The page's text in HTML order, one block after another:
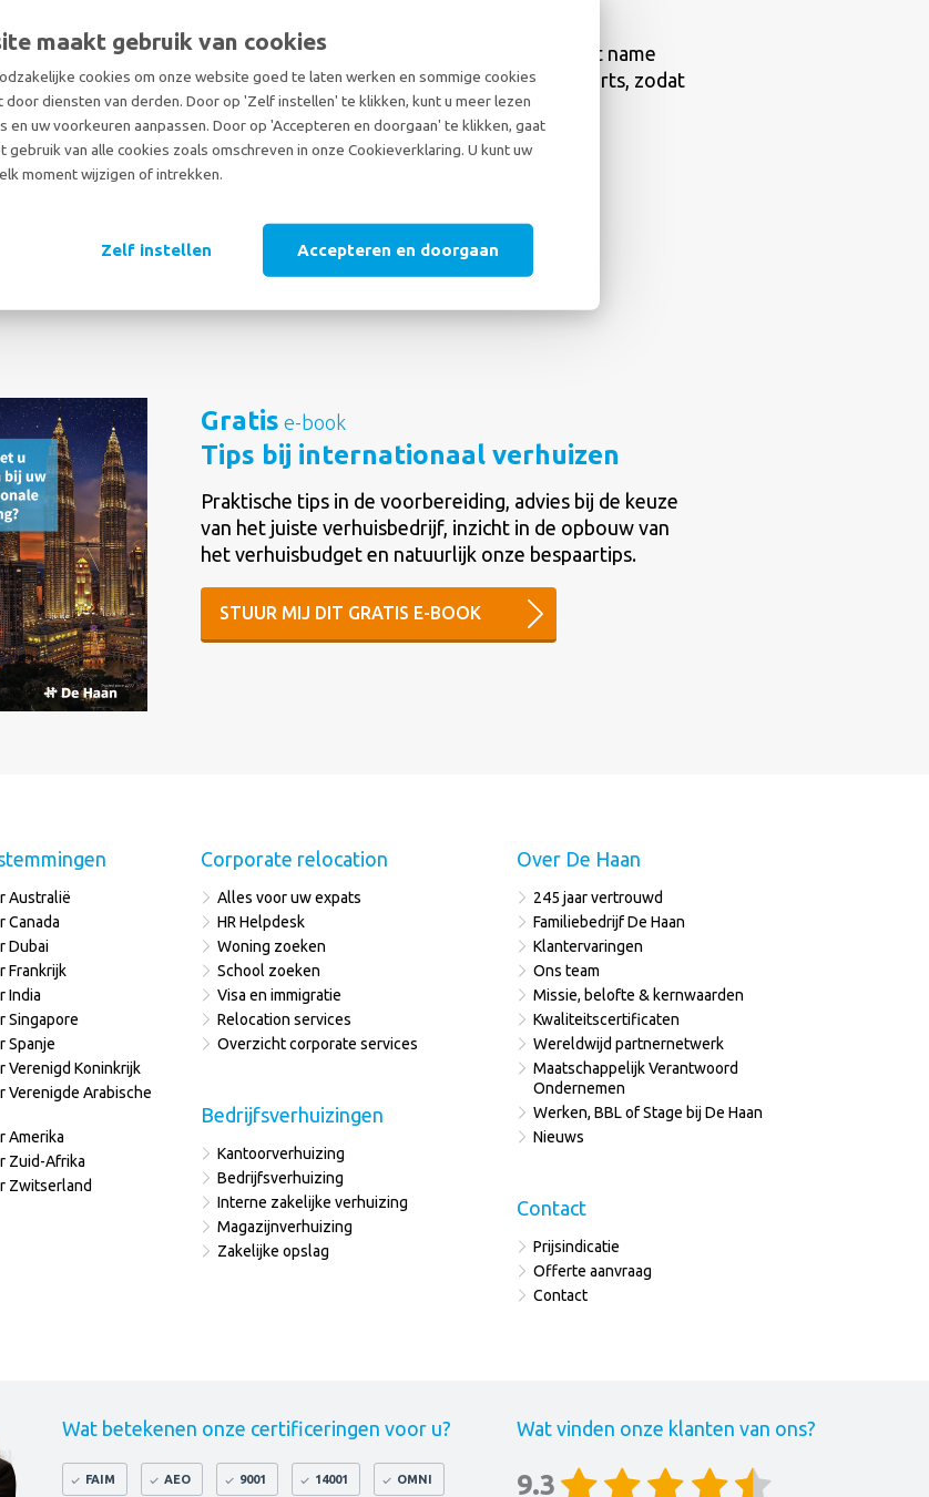
maakt gebruik van cookies
cookies om onze website goed te laten werken en sommige cookies
diensten van derden. Door op 'Zelf instellen' te klikken, kunt u meer lezen
en uw voorkeuren aanpassen. Door op 'Accepteren en doorgaan' te klikken, gaat
gebruik van alle cookies zoals omschreven in onze Cookieverklaring. U kunt uw
moment wijzigen of intrekken.
Zelf instellen Accepteren en doorgaan
Verhuizen is een stressvolle gebeurtenis, met name
voor kinderen. Wij verzamelden tips van experts, zodat
u en uw kinderen goed voorbereid zijn.
Gratis e-book
Tips bij internationaal verhuizen
Praktische tips in de voorbereiding, advies bij de keuze
van het juiste verhuisbedrijf, inzicht in de opbouw van
het verhuisbudget en natuurlijk onze bespaartips.
STUUR MIJ DIT GRATIS E-BOOK
Wat betekenen onze certificeringen voor u?
FAIM AEO 9001 14001 OMNI
Wat vinden onze klanten van ons?
9.3
Australië
Canada
Dubai
Frankrijk
India
Singapore
Spanje
Verenigd Koninkrijk
Verenigde Arabische
Amerika
Zuid-Afrika
Zwitserland
Corporate relocation
Alles voor uw expats
HR Helpdesk
Woning zoeken
School zoeken
Visa en immigratie
Relocation services
Overzicht corporate services
Bedrijfsverhuizingen
Kantoorverhuizing
Bedrijfsverhuizing
Interne zakelijke verhuizing
Magazijnverhuizing
Zakelijke opslag
Over De Haan
245 jaar vertrouwd
Familiebedrijf De Haan
Klantervaringen
Ons team
Missie, belofte & kernwaarden
Kwaliteitscertificaten
Wereldwijd partnernetwerk
Maatschappelijk Verantwoord
Ondernemen
Werken, BBL of Stage bij De Haan
Nieuws
Contact
Prijsindicatie
Offerte aanvraag
Contact